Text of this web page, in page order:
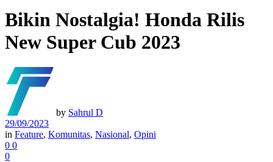
Bikin Nostalgia! Honda Rilis
New Super Cub 2023
by Sahrul D
29/09/2023
in Feature, Komunitas, Nasional, Opini
0 0
0